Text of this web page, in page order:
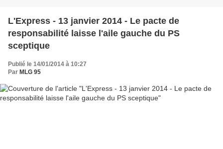
L'Express - 13 janvier 2014 - Le pacte de
responsabilité laisse l'aile gauche du PS
sceptique
Publié le 14/01/2014 à 10:27
Par MLG 95